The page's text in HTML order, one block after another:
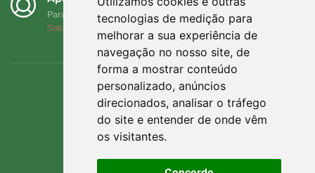
tecnologias de medição para
melhorar a sua experiência de
navegação no nosso site, de
forma a mostrar conteúdo
personalizado, anúncios
direcionados, analisar o tráfego
do site e entender de onde vêm
os visitantes.
Para cada encomenda plantamos uma árvore! Leia mais
Sobre nós